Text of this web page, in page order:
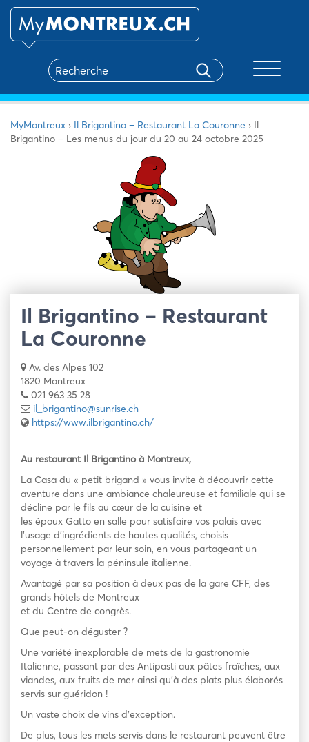
MyMontreux › Il Brigantino – Restaurant La Couronne › Il
Brigantino – Les menus du jour du 20 au 24 octobre 2025
Il Brigantino – Restaurant
La Couronne
Av. des Alpes 102
1820 Montreux
021 963 35 28
il_brigantino@sunrise.ch
https://www.ilbrigantino.ch/
Au restaurant Il Brigantino à Montreux,
La Casa du « petit brigand » vous invite à découvrir cette
aventure dans une ambiance chaleureuse et familiale qui se
décline par le fils au cœur de la cuisine et
les époux Gatto en salle pour satisfaire vos palais avec
l’usage d’ingrédients de hautes qualités, choisis
personnellement par leur soin, en vous partageant un
voyage à travers la péninsule italienne.
Avantagé par sa position à deux pas de la gare CFF, des
grands hôtels de Montreux
et du Centre de congrès.
Que peut-on déguster ?
Une variété inexplorable de mets de la gastronomie
Italienne, passant par des Antipasti aux pâtes fraîches, aux
viandes, aux fruits de mer ainsi qu’à des plats plus élaborés
servis sur guéridon !
Un vaste choix de vins d’exception.
De plus, tous les mets servis dans le restaurant peuvent être